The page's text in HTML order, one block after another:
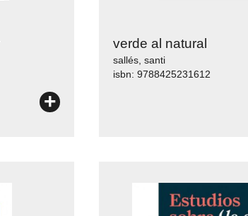
+
verde al natural
sallés, santi
isbn: 9788425231612